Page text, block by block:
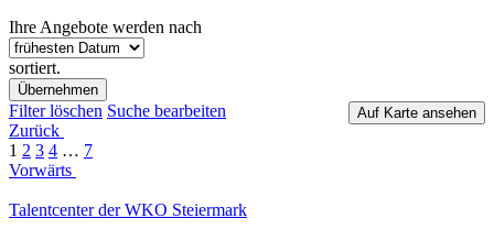
Ihre Angebote werden nach
sortiert.
Übernehmen
Auf Karte ansehen
Filter löschen Suche bear­bei­ten
Zurück
1 2 3 4 … 7
Vorwärts
Talent­cen­ter der WKO Steiermark